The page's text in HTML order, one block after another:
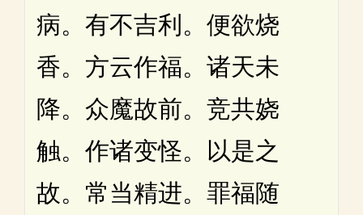
病。有不吉利。便欲烧
香。方云作福。诸天未
降。众魔故前。竞共娆
触。作诸变怪。以是之
故。常当精进。罪福随